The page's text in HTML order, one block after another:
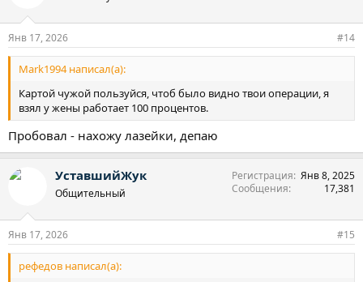
Янв 17, 2026 #14
Mark1994 написал(а):
Картой чужой пользуйся, чтоб было видно твои операции, я
взял у жены работает 100 процентов.
Пробовал - нахожу лазейки, депаю
УставшийЖук
Общительный
Регистрация Янв 8, 2025
Сообщения
17,381
Янв 17, 2026 #15
рефедов написал(а):